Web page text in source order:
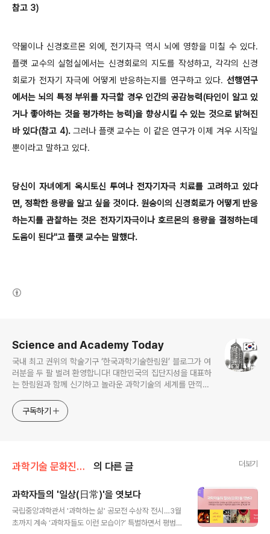
참고 3)
약물이나 신경호르몬 외에, 전기자극 역시 뇌에 영향을 미칠 수 있다.
플랫 교수의 실험실에서는 신경회로의 지도를 작성하고, 각각의 신경
회로가 전자기 자극에 어떻게 반응하는지를 연구하고 있다. 선행연구
에서는 뇌의 특정 부위를 자극할 경우 인간의 공감능력(타인이 알고 있
거나 좋아하는 것을 평가하는 능력)을 향상시킬 수 있는 것으로 밝혀진
바 있다(참고 4).그러나 플랫 교수는 이 같은 연구가 이제 겨우 시작일
뿐이라고 말하고 있다.
당신이 자녀에게 옥시토신 투여나 전자기자극 치료를 고려하고 있다
면, 정확한 용량을 알고 싶을 것이다. 원숭이의 신경회로가 어떻게 반응
하는지를 관찰하는 것은 전자기자극이나 호르몬의 용량을 결정하는데
도움이 된다"고 플랫 교수는 말했다.
Science and Academy Today
국내 최고 권위의 학술기구 ‘한국과학기술한림원’ 블로그가 여
러분을 두 팔 벌려 환영합니다! 대한민국의 집단지성을 대표하
는 한림원과 함께 신기하고 놀라운 과학기술의 세계를 만끽하
구독하기
과학기술 문화진흥/과학기술 동향 의 다른 글 더보기
과학자들의 '일상(日常)'을 엿보다
국립중앙과학관서 '과학하는 삶' 공모전 수상작 전시…3월
초까지 계속 ‘과학자들도 이런 모습이?’ 특별하면서 평범한